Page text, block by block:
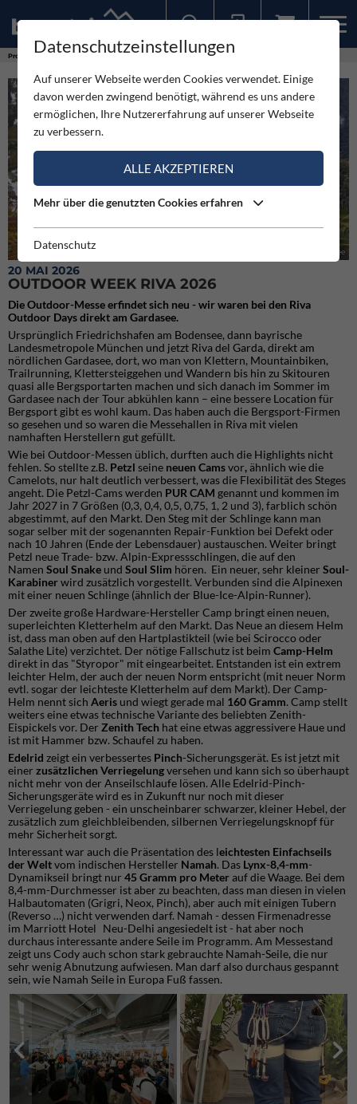
Produkte
Der Media Day direkt am Gardasee
20 MAI 2026
OUTDOOR WEEK RIVA 2026
Die Outdoor-Messe erfindet sich neu - wir waren bei den Riva
Outdoor Days direkt am Gardasee.
Ursprünglich Friedrichshafen am Bodensee, dann bayrische
Landesmetropole München und jetzt Riva del Garda, direkt am
nördlichen Gardasee, dort, wo man von Klettern, Mountainbiken,
Trailrunning, Klettersteiggehen und Wandern bis hin zu Skitouren
quasi alle Bergsportarten machen und sich danach im Sommer im
Gardasee nach der Tour abkühlen kann – eine bessere Location für
Bergsport gibt es wohl kaum. Das haben auch die Bergsport-Firmen
so gesehen und so waren die Messehallen in Riva mit vielen
namhaften Herstellern gut gefüllt.
Wie bei Outdoor-Messen üblich, durften auch die Highlights nicht
fehlen. So stellte z.B. Petzl seine neuen Camsvor,ähnlich wie die
Camelots, nur halt deutlich verbessert, was die Flexibilität des Steges
angeht. Die Petzl-Cams werden PUR CAM genannt und kommen im
Jahr 2027 in 7 Größen (0,3, 0,4, 0,5, 0,75, 1, 2 und 3), farblich schön
abgestimmt, auf den Markt. Den Steg mit der Schlinge kann man
sogar selber mit der sogenannten Repair-Funktion bei Defekt oder
nach 10 Jahren (Ende der Lebensdauer) austauschen. Weiter bringt
Petzl neue Trade- bzw. Alpin-Expressschlingen, die auf den
Namen Soul Snake und Soul Slim hören. Ein neuer, sehr kleiner Soul-
Karabinerwird zusätzlich vorgestellt. Verbunden sind die Alpinexen
mit einer neuen Schlinge (ähnlich der Blue-Ice-Alpin-Runner).
Der zweite große Hardware-Hersteller Camp bringt einen neuen,
superleichten Kletterhelm auf den Markt. Das Neue an diesem Helm
ist, dass man oben auf den Hartplastikteil (wie bei Scirocco oder
Salathe Lite) verzichtet. Der nötige Fallschutz ist beim Camp-Helm
direkt in das "Styropor" mit eingearbeitet. Entstanden ist ein extrem
leichter Helm, der auch der neuen Norm entspricht (mit neuer Norm
evtl. sogar der leichteste Kletterhelm auf dem Markt). Der Camp-
Helm nennt sich Aeris und wiegt gerade mal 160 Gramm. Camp stellt
weiters eine etwas technische Variante des beliebten Zenith-
Eispickels vor. Der Zenith Tech hat eine etwas aggressivere Haue und
ist mit Hammer bzw. Schaufel zu haben.
Edelrid zeigt ein verbessertes Pinch-Sicherungsgerät. Es ist jetzt mit
einer zusätzlichen Verriegelungversehen und kann sich so überhaupt
nicht mehr von der Anseilschlaufe lösen. Alle Edelrid-Pinch-
Sicherungsgeräte wird es in Zukunft nur noch mit dieser
Verriegelung geben - ein unscheinbarer schwarzer, kleiner Hebel, der
zusätzlich zum gleichbleibenden, silbernen Verriegelungsknopf für
mehr Sicherheit sorgt.
Interessant war auch die Präsentation des leichtesten Einfachseils
der Weltvom indischen Hersteller Namah. Das Lynx-8,4-mm-
Dynamikseil bringt nur 45 Gramm pro Meterauf die Waage. Bei dem
8,4-mm-Durchmesser ist aber zu beachten, dass man diesen in vielen
Halbautomaten (Grigri, Neox, Pinch), aber auch mit einigen Tubern
(Reverso …) nicht verwenden darf. Namah - dessen Firmenadresse
im Marriott Hotel Neu-Delhi angesiedelt ist - hat aber noch
durchaus interessante andere Seile im Programm. Am Messestand
zeigt uns Cody auch schon stark gebrauchte Namah-Seile, die nur
sehr wenig Abnutzung aufwiesen. Man darf also durchaus gespannt
sein, wie Namah Seile in Europa Fuß fassen.
Datenschutzeinstellungen
Auf unserer Webseite werden Cookies verwendet. Einige
davon werden zwingend benötigt, während es uns andere
ermöglichen, Ihre Nutzererfahrung auf unserer Webseite
zu verbessern.
ALLE AKZEPTIEREN
Mehr über die genutzten Cookies erfahren
Datenschutz